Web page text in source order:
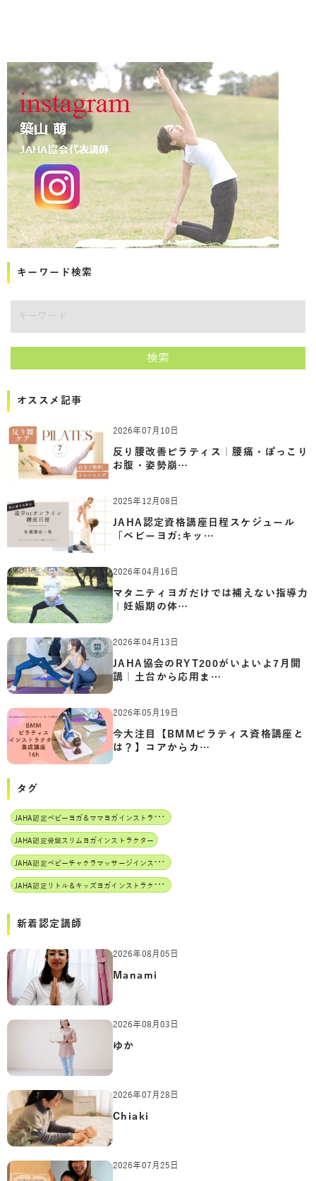
キーワード検索
検索
オススメ記事
2026年07月10日
反り腰改善ピラティス｜腰痛・ぽっこり
お腹・姿勢崩…
2025年12月08日
JAHA認定資格講座日程スケジュール
「ベビーヨガ:キッ…
2026年04月16日
マタニティヨガだけでは補えない指導力
｜妊娠期の体…
2026年04月13日
JAHA協会のRYT200がいよいよ7月開
講｜土台から応用ま…
2026年05月19日
今大注目【BMMピラティス資格講座と
は？】コアからカ…
タグ
J
AHA認定ベビーヨガ＆ママヨガインストラクター
JAHA認定骨盤スリムヨガインストラクター
J
AHA認定ベビーチャクラマッサージインストラクター
J
AHA認定リトル＆キッズヨガインストラクター
新着認定講師
2026年08月05日
Manami
2026年08月03日
ゆか
2026年07月28日
Chiaki
2026年07月25日